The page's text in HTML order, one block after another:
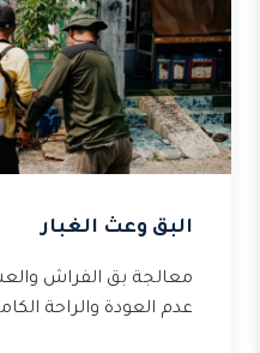
البق وعث الغبار
معالجة بق الفراش
عدم العودة والراحة